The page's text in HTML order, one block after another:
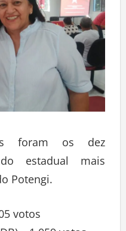
foram os dez
estadual mais
Potengi.
votos